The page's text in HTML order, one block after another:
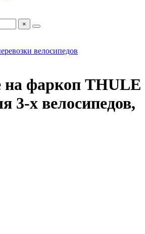
×
велосипедов
на фаркоп THULE
3-х велосипедов,